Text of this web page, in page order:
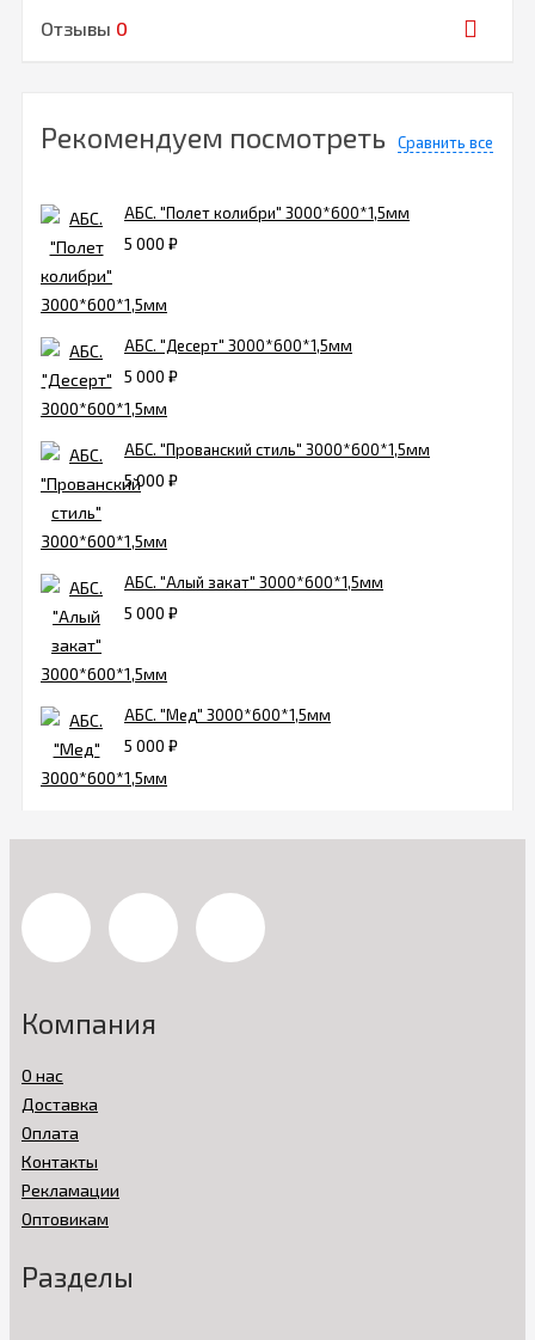
Отзывы 0
Рекомендуем посмотреть Сравнить все
АБС. "Полет колибри" 3000*600*1,5мм
5 000 ₽
АБС. "Десерт" 3000*600*1,5мм
5 000 ₽
АБС. "Прованский стиль" 3000*600*1,5мм
5 000 ₽
АБС. "Алый закат" 3000*600*1,5мм
5 000 ₽
АБС. "Мед" 3000*600*1,5мм
5 000 ₽
Компания
О нас
Доставка
Оплата
Контакты
Рекламации
Оптовикам
Разделы